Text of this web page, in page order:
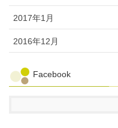
2017年1月
2016年12月
Facebook